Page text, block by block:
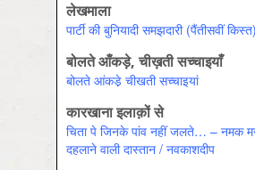
लेखमाला
पार्टी की बुनियादी समझदारी (पैंतीसवीं किस्त)
बोलते आँकड़े, चीख़ती सच्चाइयाँ
बोलते आंकडे़ चीखती सच्चाइयां
कारखाना इलाक़ों से
चिता पे जिनके पांव नहीं जलते… – नमक
दहलाने वाली दास्तान / नवकाशदीप